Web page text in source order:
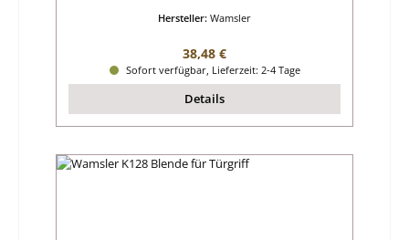
Hersteller: Wamsler
Regulärer Preis:
38,48 €
Sofort verfügbar, Lieferzeit: 2-4 Tage
Details